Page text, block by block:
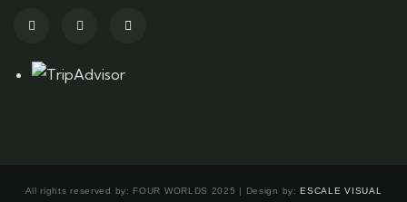
All rights reserved by: FOUR WORLDS 2025 | Design by:ESCALE VISUAL